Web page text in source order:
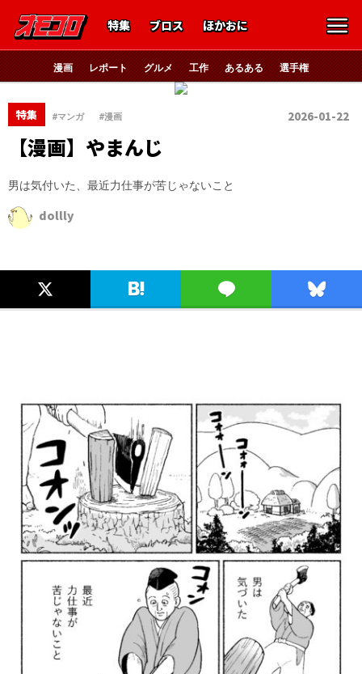
特集 ブロス ほかおに
漫画 レポート グルメ 工作 あるある 選手権
特集 #マンガ #漫画 2026-01-22
【漫画】やまんじ
男は気付いた、最近力仕事が苦じゃないこと
dollly